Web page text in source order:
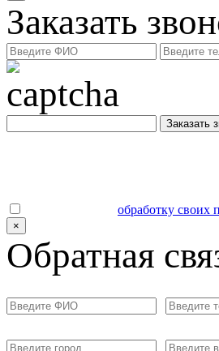
Заказать
Заказать
обработку своих
×
Обратная